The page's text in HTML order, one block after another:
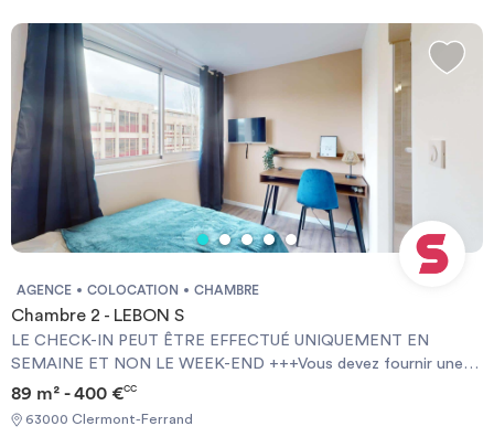
également disponible tels qu'une salle de fitness, une laverie, un
parking ou encore une connexion wifi. A découvrir très vite !
AGENCE COLOCATION CHAMBRE
Chambre 2 - LEBON S
LE CHECK-IN PEUT ÊTRE EFFECTUÉ UNIQUEMENT EN
SEMAINE ET NON LE WEEK-END +++Vous devez fournir une
Garantie Visale obligatoirement et une assurance habitation+++
[ENG] CHECK-IN CAN ONLY BE DONE ON WEEKDAYS AND
89 m² - 400 €CC
63000 Clermont-Ferrand